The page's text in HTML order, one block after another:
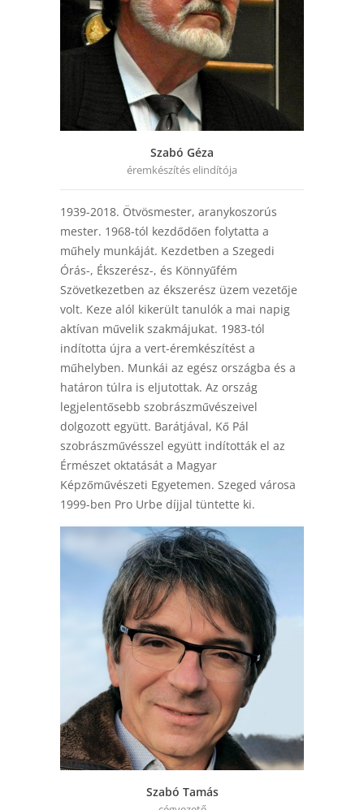
Szabó Géza
éremkészítés elindítója
1939-2018. Ötvösmester, aranykoszorús
mester. 1968-tól kezdődően folytatta a
műhely munkáját. Kezdetben a Szegedi
Órás-, Ékszerész-, és Könnyűfém
Szövetkezetben az ékszerész üzem vezetője
volt. Keze alól kikerült tanulók a mai napig
aktívan művelik szakmájukat. 1983-tól
indította újra a vert-éremkészítést a
műhelyben. Munkái az egész országba és a
határon túlra is eljutottak. Az ország
legjelentősebb szobrászművészeivel
dolgozott együtt. Barátjával, Kő Pál
szobrászművésszel együtt indították el az
Érmészet oktatását a Magyar
Képzőművészeti Egyetemen. Szeged városa
1999-ben Pro Urbe díjjal tüntette ki.
Szabó Tamás